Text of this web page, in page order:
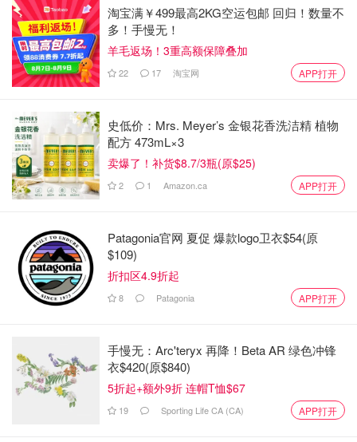
淘宝满￥499最高2KG空运包邮 回归！数量不
多！手慢无！
羊毛返场！3重高额保障叠加
22 17 淘宝网 APP打开
史低价：Mrs. Meyer’s 金银花香洗洁精 植物
配方 473mL×3
卖爆了！补货$8.7/3瓶(原$25)
2 1 Amazon.ca APP打开
Patagonia官网 夏促 爆款logo卫衣$54(原
$109)
折扣区4.9折起
8 Patagonia APP打开
手慢无：Arc'teryx 再降！Beta AR 绿色冲锋
衣$420(原$840)
5折起+额外9折 连帽T恤$67
19 Sporting Life CA (CA) APP打开